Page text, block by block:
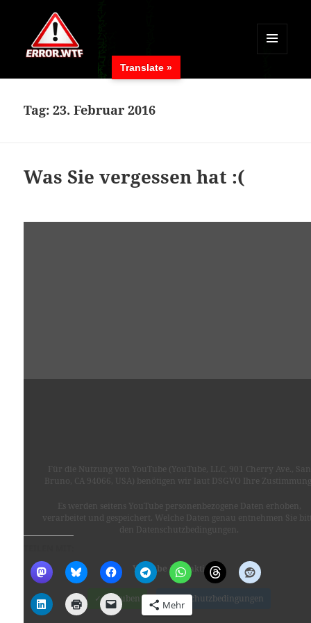
MENÜ
WIDGETS
Tag:23. Februar 2016
Was Sie vergessen hat :(
Für die Nutzung von YouTube (YouTube, LLC, 901 Cherry Ave., San
Bruno, CA 94066, USA) benötigen wir laut DSGVO Ihre
Es werden seitens YouTube personenbezogene Daten erhoben,
verarbeitet und gespeichert. Welche Daten genau entnehmen Sie
den Datenschutzbedingungen.
Youtube ist deaktiviert.
✓ Erlauben Datenschutzbedingungen
Mehr
Translate »